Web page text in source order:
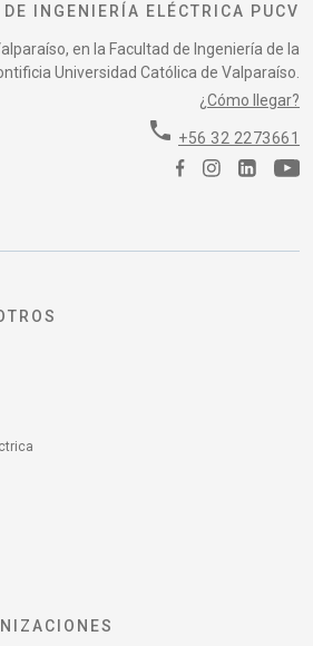
DE INGENIERÍA ELÉCTRICA PUCV
en la Facultad de Ingeniería de la
Universidad Católica de Valparaíso.
¿Cómo llegar?
phone +56 32 2273661